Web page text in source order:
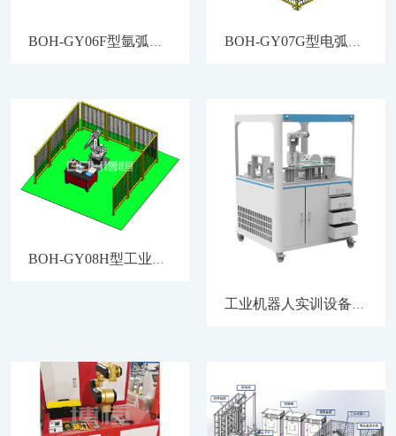
BOH-GY06F型氩弧焊应用工作站 BOH-GY07G型电弧焊应用工作站
BOH-GY08H型工业机器人抛光打磨工作站